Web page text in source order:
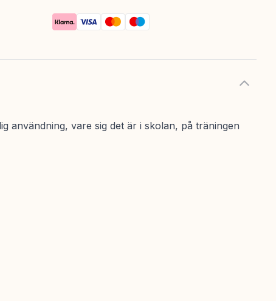
användning, vare sig det är i skolan, på träningen